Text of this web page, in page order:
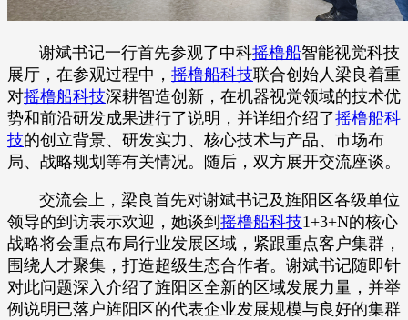
谢斌书记一行首先参观了中科摇橹船智能视觉科技
展厅，在参观过程中， 摇橹船科技联合创始人梁良着重
对摇橹船科技深耕智造创新，在机器视觉领域的技术优
势和前沿研发成果进行了说明，并详细介绍了摇橹船科
技的创立背景、研发实力、核心技术与产品、市场布
局、战略规划等有关情况。随后，双方展开交流座谈。
交流会上，梁良首先对谢斌书记及旌阳区各级单位
领导的到访表示欢迎，她谈到 摇橹船科技1+3+N的核心
战略将会重点布局行业发展区域，紧跟重点客户集群，
围绕人才聚集，打造超级生态合作者。谢斌书记随即针
对此问题深入介绍了旌阳区全新的区域发展力量，并举
例说明已落户旌阳区的代表企业发展规模与良好的集群